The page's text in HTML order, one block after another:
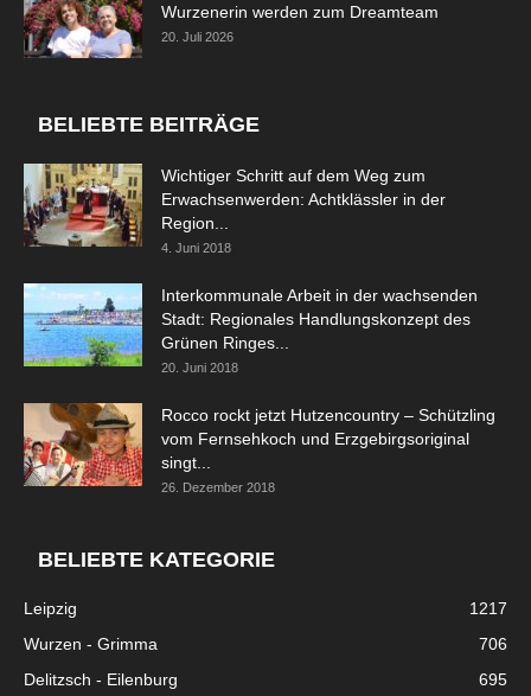
Wurzenerin werden zum Dreamteam
20. Juli 2026
BELIEBTE BEITRÄGE
Wichtiger Schritt auf dem Weg zum
Erwachsenwerden: Achtklässler in der
Region...
4. Juni 2018
Interkommunale Arbeit in der wachsenden
Stadt: Regionales Handlungskonzept des
Grünen Ringes...
20. Juni 2018
Rocco rockt jetzt Hutzencountry – Schützling
vom Fernsehkoch und Erzgebirgsoriginal
singt...
26. Dezember 2018
BELIEBTE KATEGORIE
Leipzig
1217
Wurzen - Grimma
706
Delitzsch - Eilenburg
695